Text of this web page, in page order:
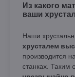
Из какого
ваши
Наши
хрусталем
производится
станках. Таким